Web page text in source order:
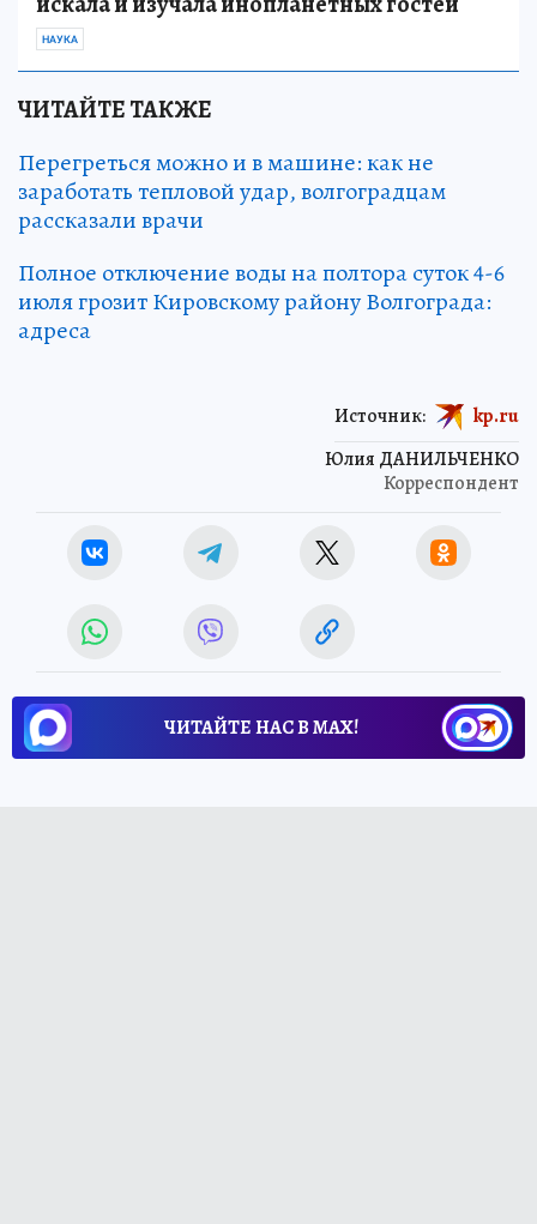
НАУКА
ЧИТАЙТЕ ТАКЖЕ
Перегреться можно и в машине: как не
заработать тепловой удар, волгоградцам
рассказали врачи
Полное отключение воды на полтора суток 4-6
июля грозит Кировскому району Волгограда:
адреса
Юлия ДАНИЛЬЧЕНКО
Корреспондент
Источник: kp.ru
ЧИТАЙТЕ НАС В МАХ!